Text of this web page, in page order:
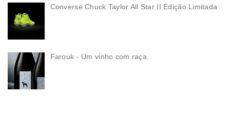
Converse Chuck Taylor All Star II Edição Limitada
Farouk - Um vinho com raça.